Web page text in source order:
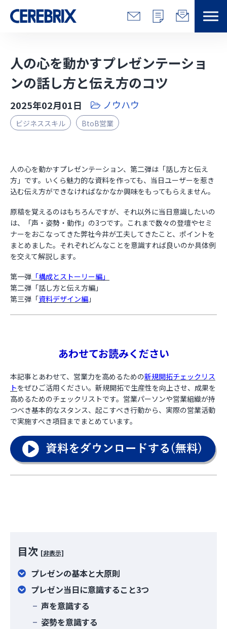
解決できる課題
サービス
セミナー
会社情報
お役立ち資料
人の心を動かすプレゼンテーショ
ンの話し方と伝え方のコツ
2025年02月01日 ノウハウ
ビジネススキル BtoB営業
人の心を動かすプレゼンテーション、第二弾は「話し方と伝え
方」です。いくら魅力的な資料を作っても、当日ユーザーを惹き
込む伝え方ができなければなかなか興味をもってもらえません。
原稿を覚えるのはもちろんですが、それ以外に当日意識したいの
は、「声・姿勢・動作」の3つです。これまで数々の登壇やセミ
ナーをおこなってきた弊社今井が工夫してきたこと、ポイントを
まとめました。それぞれどんなことを意識すれば良いのか具体例
を交えて解説します。
第一弾 「構成とストーリー編」
第二弾「話し方と伝え方編」
第三弾「資料デザイン編 」
あわせてお読みください
本記事とあわせて、営業力を高めるための新規開拓チェックリス
トをぜひご活用ください。新規開拓で生産性を向上させ、成果を
高めるためのチェックリストです。営業パーソンや営業組織が持
つべき基本的なスタンス、起こすべき行動から、実際の営業活動
で実施すべき項目までまとめています。
目次 [非表示]
プレゼンの基本と大原則
プレゼン当日に意識すること3つ
声を意識する
姿勢を意識する